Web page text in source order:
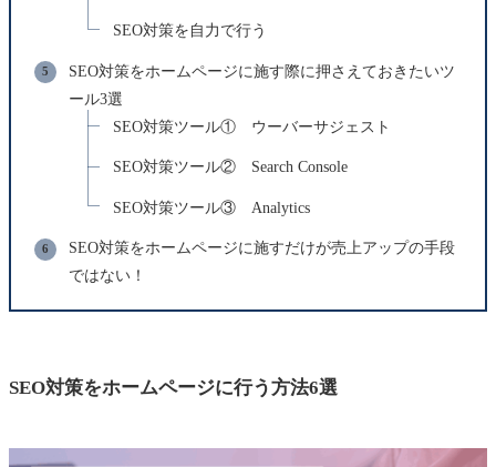
SEO対策を自力で行う
SEO対策をホームページに施す際に押さえておきたいツ
ール3選
SEO対策ツール① ウーバーサジェスト
SEO対策ツール② Search Console
SEO対策ツール③ Analytics
SEO対策をホームページに施すだけが売上アップの手段
ではない！
SEO対策をホームページに行う方法6選